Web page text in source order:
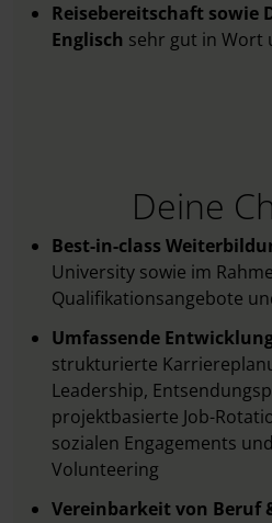
Reisebereitschaft sowie
Englisch sehr gut in Wort
Deine
Best-in-class
University sowie im
Qualifikationsangebote
Umfassende
strukturierte
Leadership,
projektbasierte Job-
sozialen Engagements
Volunteering
Vereinbarkeit von Beruf